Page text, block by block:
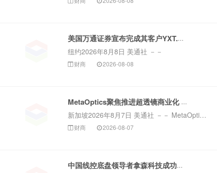
......
美国万通证券宣布完成其客户YXT.COM GROUP HOLDING Ltd（纳斯达克股票代码：YXT）105万美元的注册直接发行
纽约2026年8月8日 美通社 －－
美国万通证券作为美国金融业监管局及SIPC成员，总部位于纽约、提供全牌照服务的投资银行和证券经纪及交易商，今日宣布为其客户YXT.COM GROUP
Ltd（纳斯达克股票代码：...
财商 2026-08-08
MetaOptics聚焦推进超透镜商业化 撤回纳斯达克上市申请 并推迟在美国进行双重上市计划
新加坡2026年8月7日 美通社 －－ MetaOptics Ltd（Catalist： 9MT）（“MetaOptics”或“本公司”，连同其子公司统称“
本集团”），一家总部位于新加坡的半导体光学公司，今日宣布已通知纳斯达克股票市场...
财商 2026-08-07
中国线控底盘领导者拿森科技成功登陆香港交易所